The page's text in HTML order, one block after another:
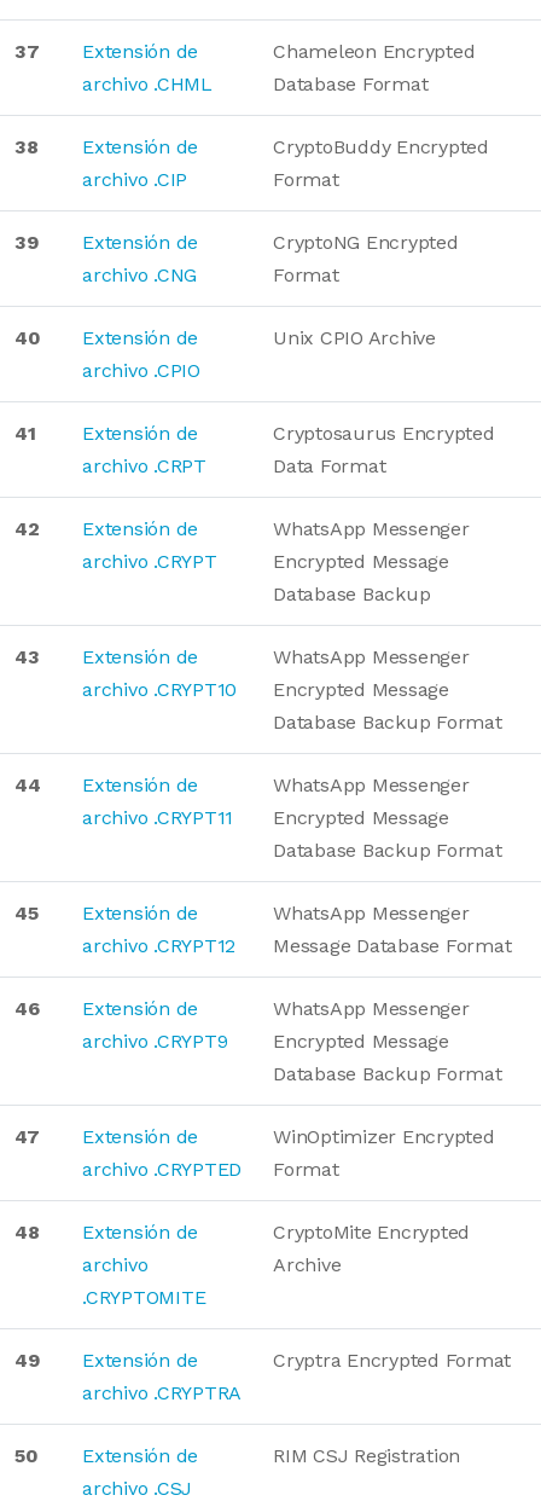
37
Extensión de
archivo .CHML
Chameleon Encrypted
Database Format
38
Extensión de
archivo .CIP
CryptoBuddy Encrypted
Format
39
Extensión de
archivo .CNG
CryptoNG Encrypted
Format
40
Extensión de
archivo .CPIO
Unix CPIO Archive
41
Extensión de
archivo .CRPT
Cryptosaurus Encrypted
Data Format
42
Extensión de
archivo .CRYPT
WhatsApp Messenger
Encrypted Message
Database Backup
43
Extensión de
archivo .CRYPT10
WhatsApp Messenger
Encrypted Message
Database Backup Format
44
Extensión de
archivo .CRYPT11
WhatsApp Messenger
Encrypted Message
Database Backup Format
45
Extensión de
archivo .CRYPT12
WhatsApp Messenger
Message Database Format
46
Extensión de
archivo .CRYPT9
WhatsApp Messenger
Encrypted Message
Database Backup Format
47
Extensión de
archivo .CRYPTED
WinOptimizer Encrypted
Format
48
Extensión de
archivo
.CRYPTOMITE
CryptoMite Encrypted
Archive
49
Extensión de
archivo .CRYPTRA
Cryptra Encrypted Format
50
Extensión de
archivo .CSJ
RIM CSJ Registration